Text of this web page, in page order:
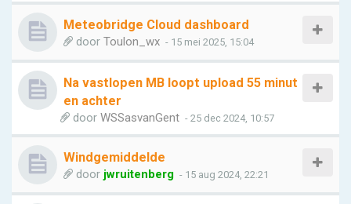
Meteobridge Cloud dashboard
door Toulon_wx - 15 mei 2025, 15:04
Na vastlopen MB loopt upload 55 minut
en achter
door WSSasvanGent - 25 dec 2024, 10:57
Windgemiddelde
door jwruitenberg - 15 aug 2024, 22:21